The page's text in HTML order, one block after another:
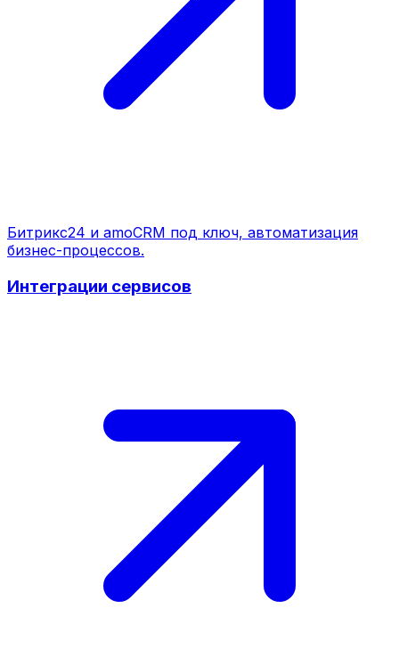
Битрикс24 и amoCRM под ключ, автоматизация
бизнес-процессов.
Интеграции сервисов